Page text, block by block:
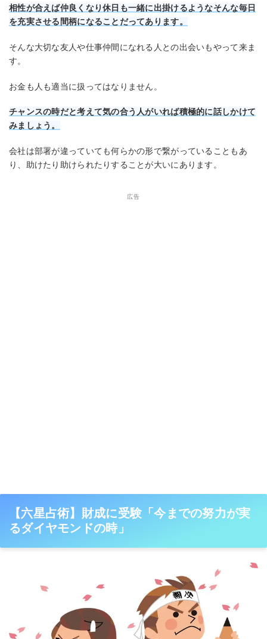
相性が合えば仲良くなり休日も一緒に出掛けるようなそんな毎日
を充実させる間柄になることだってあります。
そんな大切な友人や仕事仲間になれる人との出会いもやって来ま
す。
お金も人も適当に扱ってはなりません。
チャンスの時だと考えて気の合う人がいれば積極的に話しかけて
みましょう。
会社は部署が違っていても何らかの形で繋がっていることもあ
り、助けたり助けられたりすることが大いにあります。
広告
【六星占術】財成に受験「今までの努力が実
るダイヤモンドの時」